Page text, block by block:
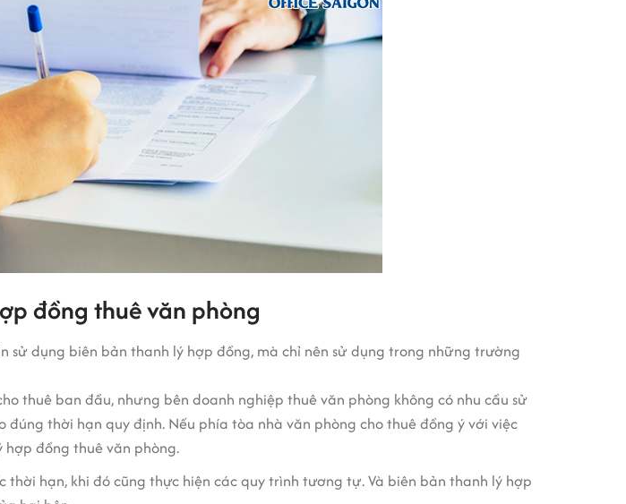
đồng thuê văn phòng
dụng biên bản thanh lý hợp đồng, mà chỉ nên sử dụng trong những trường
thuê ban đầu, nhưng bên doanh nghiệp thuê văn phòng không có nhu cầu sử
thời hạn quy định. Nếu phía tòa nhà văn phòng cho thuê đồng ý với việc
đồng thuê văn phòng.
hạn, khi đó cũng thực hiện các quy trình tương tự. Và biên bản thanh lý hợp